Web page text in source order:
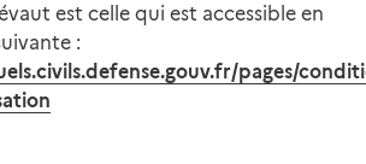
est celle qui est accessible en
:
pages/